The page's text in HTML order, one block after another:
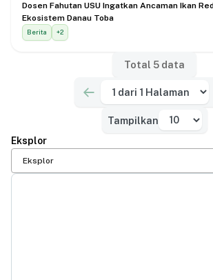
Dosen Fahutan USU Ingatkan Ancaman Ikan
Ekosistem Danau Toba
Berita +2
Total 5 data
Pilih Halaman
Tampilkan
Tampilkan
Eksplor
Eksplor